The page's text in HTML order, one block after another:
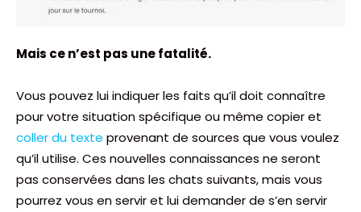
Mais ce n’est pas une fatalité.
Vous pouvez lui indiquer les faits qu’il doit connaître
pour votre situation spécifique ou même copier et
coller du texte provenant de sources que vous voulez
qu’il utilise. Ces nouvelles connaissances ne seront
pas conservées dans les chats suivants, mais vous
pourrez vous en servir et lui demander de s’en servir